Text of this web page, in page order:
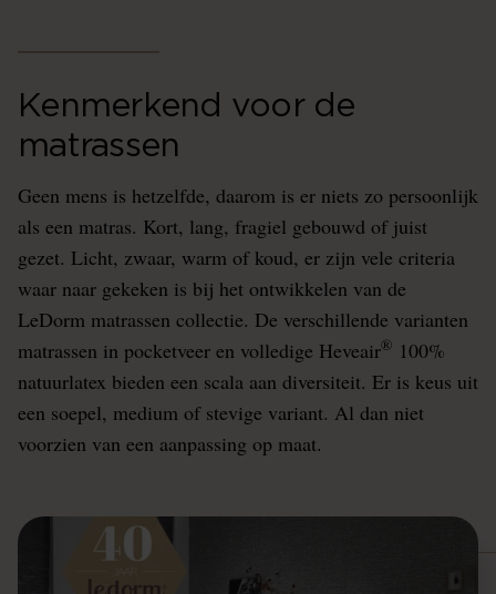
Kenmerkend voor de
matrassen
Geen mens is hetzelfde, daarom is er niets zo persoonlijk
als een matras. Kort, lang, fragiel gebouwd of juist
gezet. Licht, zwaar, warm of koud, er zijn vele criteria
waar naar gekeken is bij het ontwikkelen van de
LeDorm matrassen collectie. De verschillende varianten
matrassen in pocketveer en volledige Heveair® 100%
natuurlatex bieden een scala aan diversiteit. Er is keus uit
een soepel, medium of stevige variant. Al dan niet
voorzien van een aanpassing op maat.